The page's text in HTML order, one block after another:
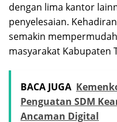
dengan lima kantor
penyelesaian.
semakin
masyarakat Kabupaten
BACA JUGA
Penguatan SDM
Ancaman Digital